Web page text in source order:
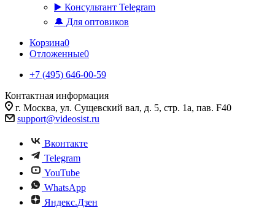
▶️ Консультант Telegram
🔔 Для оптовиков
Корзина0
Отложенные0
+7 (495) 646-00-59
Контактная информация
г. Москва, ул. Сущевский вал, д. 5, стр. 1а, пав. F40
support@videosist.ru
Вконтакте
Telegram
YouTube
WhatsApp
Яндекс.Дзен